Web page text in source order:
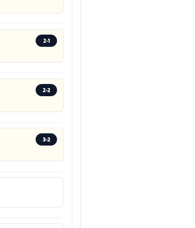
2-1
2-2
3-2